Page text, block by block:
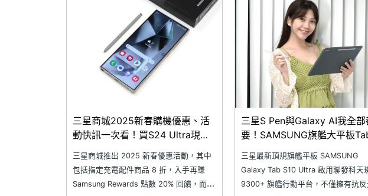
三星商城2025新春購機優惠、活
動快訊一次看！買S24 Ultra現折7
三星商城推出 2025 新春優惠活動，其中
包括指定充電配件商品 8 折，入手再賺
Samsung Rewards 點數 20% 回饋，而
三星S Pen與Galaxy AI我全部
要！SAMSUNG旗艦大平板
(2025.01)
三星最新頂規旗艦平板 SAMSUNG
Galaxy Tab S10 Ultra 啟用聯發科天
9300+ 旗艦行動平台，不僅擁有抗反